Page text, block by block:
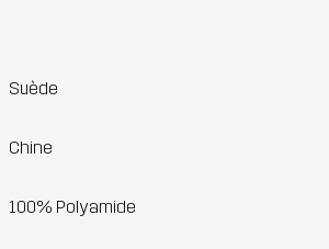
Suède
Chine
100% Polyamide